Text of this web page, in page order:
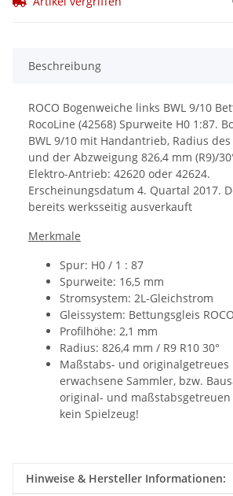
Beschreibung
ROCO Bogenweiche links BWL 9/10
RocoLine (42568) Spurweite H0 1:87.
BWL 9/10 mit Hand­antrieb, Radius
und der Abzweigung 826,4 mm (R9)/
Elektro-Antrieb: 42620 oder 42624.
Erscheinungsdatum 4. Quartal 2017.
bereits werksseitig ausverkauft
Merkmale
Spur: H0 / 1 : 87
Spurweite: 16,5 mm
Stromsystem: 2L-Gleichstrom
Gleissystem: Bettungsgleis
Profilhöhe: 2,1 mm
Radius: 826,4 mm / R9 R10 30°
Maßstabs- und
erwachsene Sammler, bzw.
original- und
kein Spielzeug!
Hinweise & Hersteller Informationen: